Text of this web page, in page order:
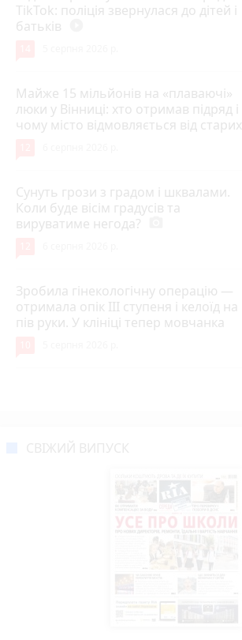
TikTok: поліція звернулася до дітей і
батьків
Майже 15 мільйонів на «плаваючі»
люки у Вінниці: хто отримав підряд і
чому місто відмовляється від старих
Сунуть грози з градом і шквалами.
Коли буде вісім градусів та
вируватиме негода?
Зробила гінекологічну операцію —
отримала опік ІІІ ступеня і келоїд на
пів руки. У клініці тепер мовчанка